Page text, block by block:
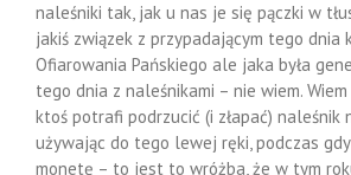
naleśniki tak, jak u nas je się pączki w
jakiś związek z przypadającym tego dnia
Ofiarowania Pańskiego ale jaka była
tego dnia z naleśnikami – nie wiem.
ktoś potrafi podrzucić (i złapać) naleśnik
używając do tego lewej ręki, podczas
monetę – to jest to wróżba, że w tym